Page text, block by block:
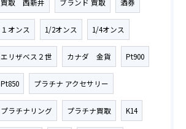
買取 西新井 ブランド 買取 酒券
１オンス 1/2オンス 1/4オンス
エリザベス２世 カナダ 金貨 Pt900
Pt850 プラチナ アクセサリー
プラチナリング プラチナ買取 K14